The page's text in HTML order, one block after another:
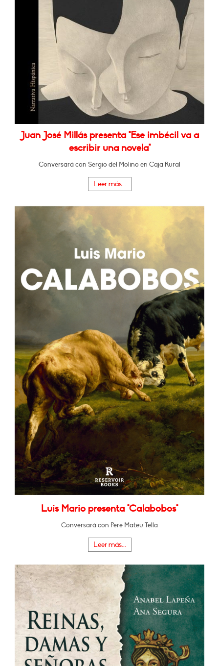
Juan José Millás presenta "Ese imbécil va a
escribir una novela"
Conversará con Sergio del Molino en Caja Rural
Leer más...
Luis Mario presenta "Calabobos"
Conversará con Pere Mateu Tella
Leer más...